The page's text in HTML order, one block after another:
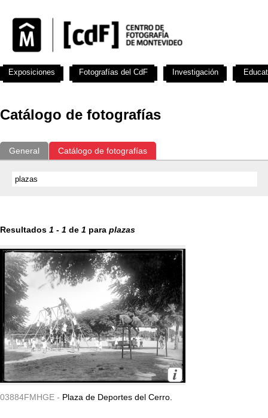
Catálogo de fotografías
General Catálogo de fotografías
Resultados 1 - 1 de 1 para plazas
03884FMHGE - Plaza de Deportes del Cerro.
Exposiciones Fotografías del CdF Investigación